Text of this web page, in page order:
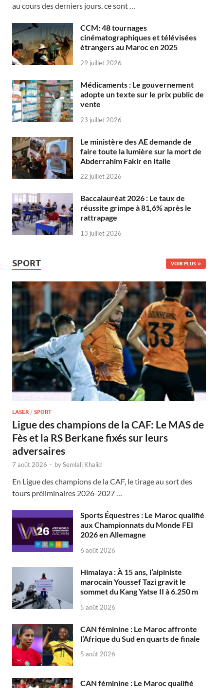
au cours des derniers jours, ce sont …
CCM: 48 tournages
cinématographiques et télévisées
étrangers au Maroc en 2025
29 juillet 2026
Médicaments : Le gouvernement
adopte un texte sur le prix public de
vente
23 juillet 2026
Le ministère des AE demande de
faire toute la lumière sur la mort de
Abderrahim Fakir en Italie
22 juillet 2026
Baccalauréat 2026 : Le taux de
réussite grimpe à 81,6% après le
rattrapage
13 juillet 2026
SPORT VOIR PLUS
LASER / SPORT
Ligue des champions de la CAF: Le MAS de
Fès et la RS Berkane fixés sur leurs
adversaires
7 août 2026 - bySemlali Khalid
En Ligue des champions de la CAF, le tirage au sort des
tours préliminaires 2026-2027 …
Sports Équestres : Le Maroc qualifié
aux Championnats du Monde FEI
2026 en Allemagne
6 août 2026
Himalaya : À 15 ans, l’alpiniste
marocain Youssef Tazi gravit le
sommet du Kang Yatse II à 6.250 m
5 août 2026
CAN féminine : Le Maroc affronte
l’Afrique du Sud en quarts de finale
5 août 2026
CAN féminine : Le Maroc qualifié